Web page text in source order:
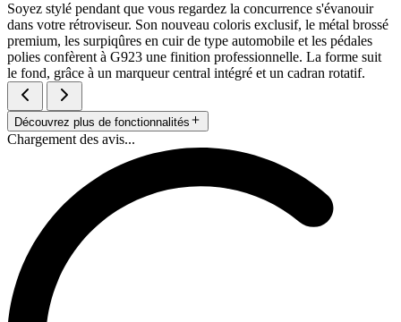
Soyez stylé pendant que vous regardez la concurrence s'évanouir
dans votre rétroviseur. Son nouveau coloris exclusif, le métal brossé
premium, les surpiqûres en cuir de type automobile et les pédales
polies confèrent à G923 une finition professionnelle. La forme suit
le fond, grâce à un marqueur central intégré et un cadran rotatif.
Découvrez plus de fonctionnalités
Chargement des avis...